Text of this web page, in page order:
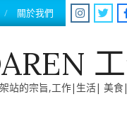
關於我們
站的宗旨,工作|生活| 美